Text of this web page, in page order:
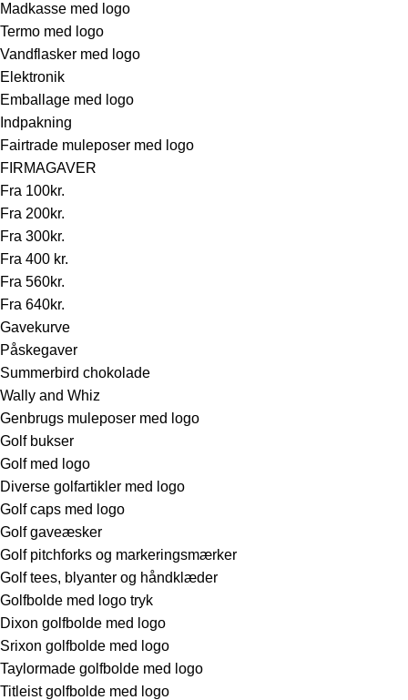
Madkasse med logo
Termo med logo
Vandflasker med logo
Elektronik
Emballage med logo
Indpakning
Fairtrade muleposer med logo
FIRMAGAVER
Fra 100kr.
Fra 200kr.
Fra 300kr.
Fra 400 kr.
Fra 560kr.
Fra 640kr.
Gavekurve
Påskegaver
Summerbird chokolade
Wally and Whiz
Genbrugs muleposer med logo
Golf bukser
Golf med logo
Diverse golfartikler med logo
Golf caps med logo
Golf gaveæsker
Golf pitchforks og markeringsmærker
Golf tees, blyanter og håndklæder
Golfbolde med logo tryk
Dixon golfbolde med logo
Srixon golfbolde med logo
Taylormade golfbolde med logo
Titleist golfbolde med logo